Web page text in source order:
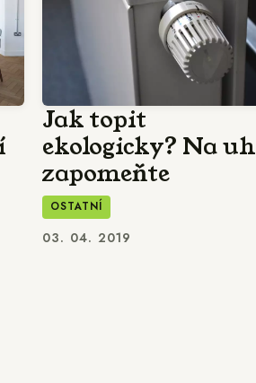
Jak topit
ekologicky? Na
zapomeňte
OSTATNÍ
03. 04. 2019